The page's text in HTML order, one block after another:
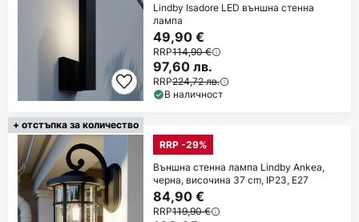
Lindby Isadore LED външна стенна
лампа
49,90 €
RRP114,90 €
97,60 лв.
RRP224,72 лв.
В наличност
+ отстъпка за количество
RRP -29%
Външна стенна лампа Lindby Ankea,
черна, височина 37 cm, IP23, E27
84,90 €
RRP119,90 €